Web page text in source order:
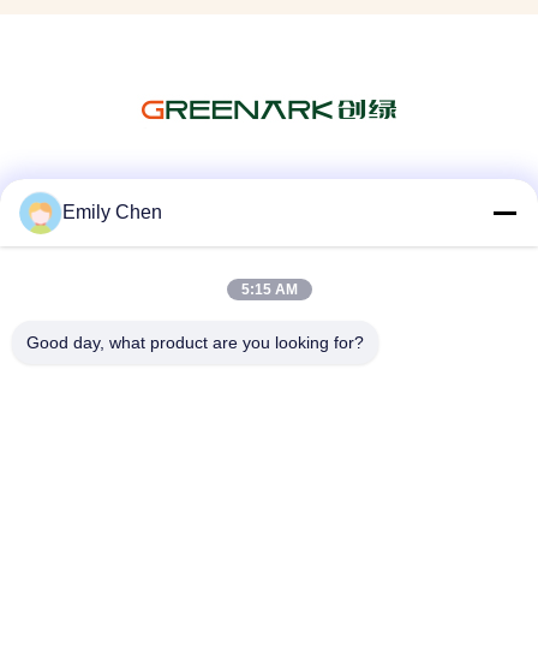
Emily Chen
5:15 AM
Good day, what product are you looking for?